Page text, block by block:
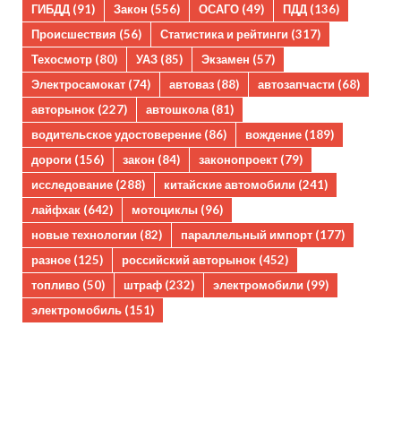
ГИБДД (91) Закон (556) ОСАГО (49) ПДД (136)
Происшествия (56) Статистика и рейтинги (317)
Техосмотр (80) УАЗ (85) Экзамен (57)
Электросамокат (74) автоваз (88) автозапчасти (68)
авторынок (227) автошкола (81)
водительское удостоверение (86) вождение (189)
дороги (156) закон (84) законопроект (79)
исследование (288) китайские автомобили (241)
лайфхак (642) мотоциклы (96)
новые технологии (82) параллельный импорт (177)
разное (125) российский авторынок (452)
топливо (50) штраф (232) электромобили (99)
электромобиль (151)